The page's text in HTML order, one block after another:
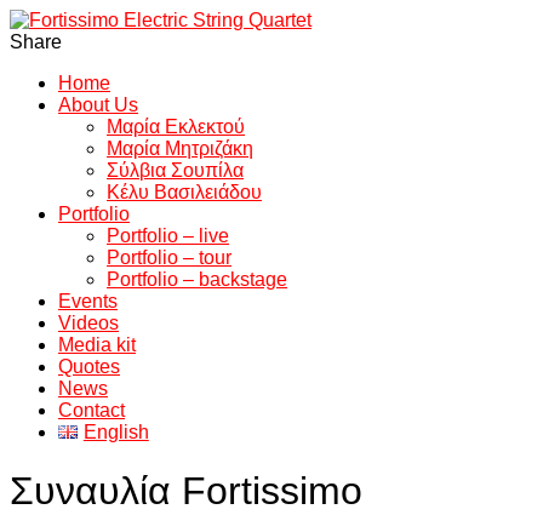
Share
Home
About Us
Μαρία Εκλεκτού
Μαρία Μητριζάκη
Σύλβια Σουπίλα
Κέλυ Βασιλειάδου
Portfolio
Portfolio – live
Portfolio – tour
Portfolio – backstage
Events
Videos
Media kit
Quotes
News
Contact
English
Συναυλία Fortissimo